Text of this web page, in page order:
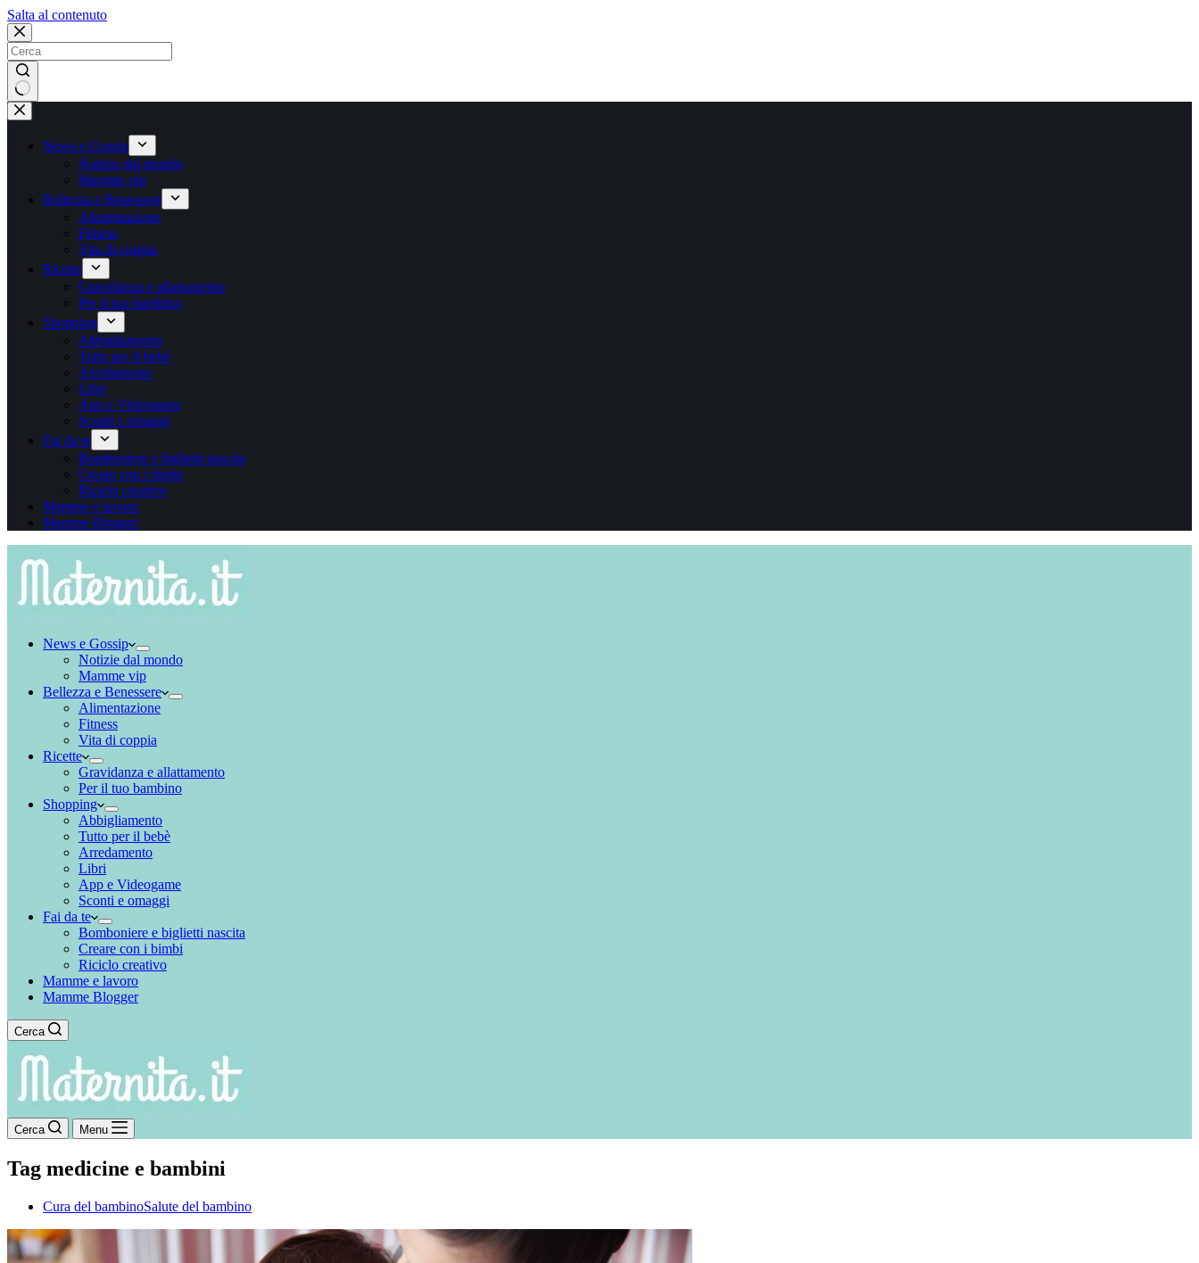
Salta al contenutoSalta
contenuto
Nessun
risultato
News e Gossip
Notizie dal mondo
Mamme vip
Bellezza e Benessere
Alimentazione
Fitness
Vita di coppia
Ricette
Gravidanza e allattamento
Per il tuo bambino
Shopping
Abbigliamento
Tutto per il bebè
Arredamento
Libri
App e Videogame
Sconti e omaggi
Fai da te
Bomboniere e biglietti nascita
Creare con i bimbi
Riciclo creativo
Mamme e lavoro
Mamme Blogger
News e Gossip
Notizie dal mondo
Mamme vip
Bellezza e Benessere
Alimentazione
Fitness
Vita di coppia
Ricette
Gravidanza e allattamento
Per il tuo bambino
Shopping
Abbigliamento
Tutto per il bebè
Arredamento
Libri
App e Videogame
Sconti e omaggi
Fai da te
Bomboniere e biglietti nascita
Creare con i bimbi
Riciclo creativo
Mamme e lavoro
Mamme Blogger
Cerca
Cerca Menu
Tag medicine e bambini
Cura del bambinoSalute del bambino